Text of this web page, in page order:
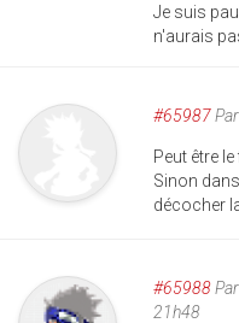
Je suis
n'aurais
#65987Par
Peut être
Sinon
décocher
#65988Par
21h48